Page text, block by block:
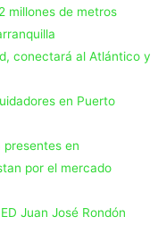
millones de metros
conectará al Atlántico y
en Puerto
presentes en
por el mercado
Juan José Rondón